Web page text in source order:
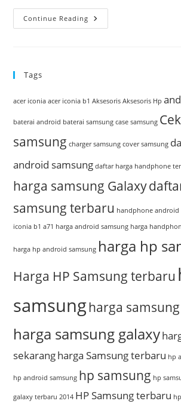
Continue Reading Hp
Terbaru
Tags
acer iconia acer iconia b1 Aksesoris Aksesoris Hp
baterai android baterai samsung case samsung
samsung charger samsung cover samsung
android samsung daftar harga handphone
harga samsung Galaxy
samsung terbaru handphone android
iconia b1 a71 harga android samsung harga
harga hp android samsung harga hp
Harga HP Samsung terbaru
samsungharga
harga samsung galaxy
sekarangharga Samsung terbaru hp
hp android samsung hp samsung hp
galaxy terbaru 2014 HP Samsung terbaru